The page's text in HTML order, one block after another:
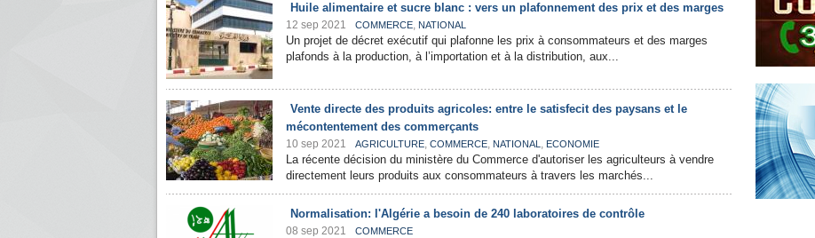
Huile alimentaire et sucre blanc : vers un plafonnement des prix et des marges
12 sep 2021 COMMERCE, NATIONAL
Un projet de décret exécutif qui plafonne les prix à consommateurs et des marges
plafonds à la production, à l’importation et à la distribution, aux...
Vente directe des produits agricoles: entre le satisfecit des paysans et le
mécontentement des commerçants
10 sep 2021 AGRICULTURE, COMMERCE, NATIONAL , ECONOMIE
La récente décision du ministère du Commerce d'autoriser les agriculteurs à vendre
directement leurs produits aux consommateurs à travers les marchés...
Normalisation: l'Algérie a besoin de 240 laboratoires de contrôle
08 sep 2021 COMMERCE